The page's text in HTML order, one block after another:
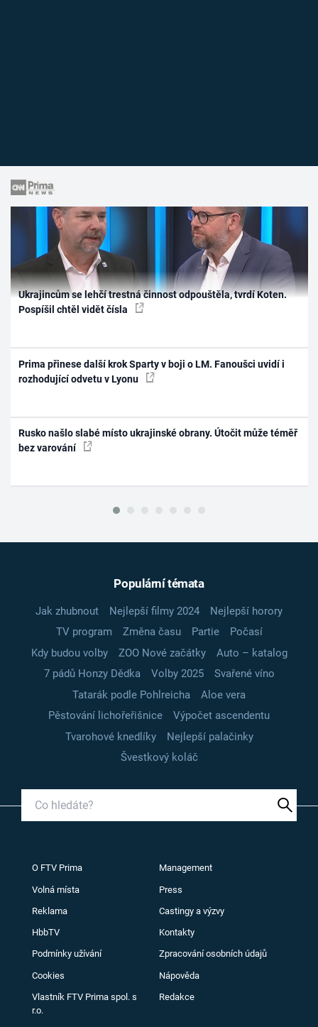
Ukrajincům se lehčí trestná činnost odpouštěla, tvrdí Koten.
Pospíšil chtěl vidět čísla
Prima přinese další krok Sparty v boji o LM. Fanoušci uvidí i
rozhodující odvetu v Lyonu
Rusko našlo slabé místo ukrajinské obrany. Útočit může téměř
bez varování
Populární témata
Jak zhubnout Nejlepší filmy 2024
Nejlepší horory
TV program
Změna času Partie
Počasí
Kdy budou volby
ZOO Nové začátky
Auto – katalog
7 pádů Honzy Dědka
Volby 2025
Svařené víno
Tatarák podle Pohlreicha
Aloe vera
Pěstování lichořeřišnice
Výpočet ascendentu
Tvarohové knedlíky
Nejlepší palačinky
Švestkový koláč
O FTV Prima Management
Volná místa Press
Reklama Castingy a výzvy
HbbTV Kontakty
Podmínky užívání Zpracování osobních údajů
Cookies Nápověda
Vlastník FTV Prima spol. s
r.o.
Redakce